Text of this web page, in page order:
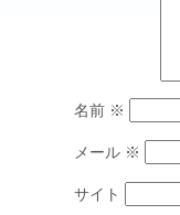
名前 ※
メール ※
サイト